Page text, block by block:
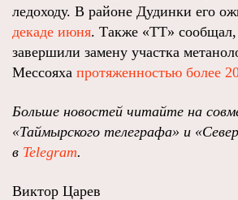
ледоходу. В районе Дудинки его
декаде июня. Также «ТТ» сообщал,
завершили замену участка
Мессояха протяженностью более
Больше новостей читайте на
«Таймырского телеграфа» и
в Telegram.
Виктор Царев